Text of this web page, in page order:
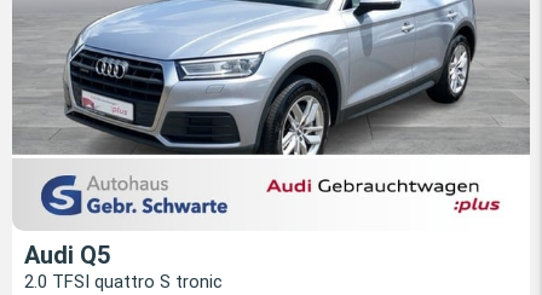
Audi Q5
2.0 TFSI quattro S tronic